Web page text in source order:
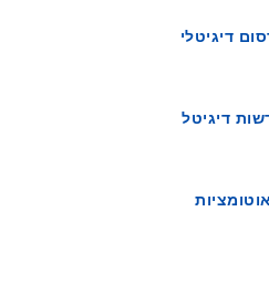
דיגיטלי
דיגיטל
אוטומציות